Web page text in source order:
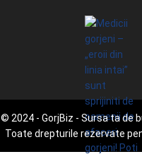
© 2024 - GorjBiz - Sursa ta de
Toate drepturile rezervate